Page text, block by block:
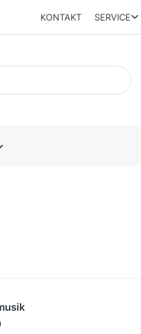
KONTAKT SERVICE